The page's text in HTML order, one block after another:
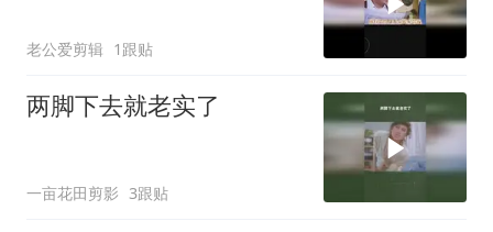
老公爱剪辑 1跟贴
两脚下去就老实了
一亩花田剪影 3跟贴